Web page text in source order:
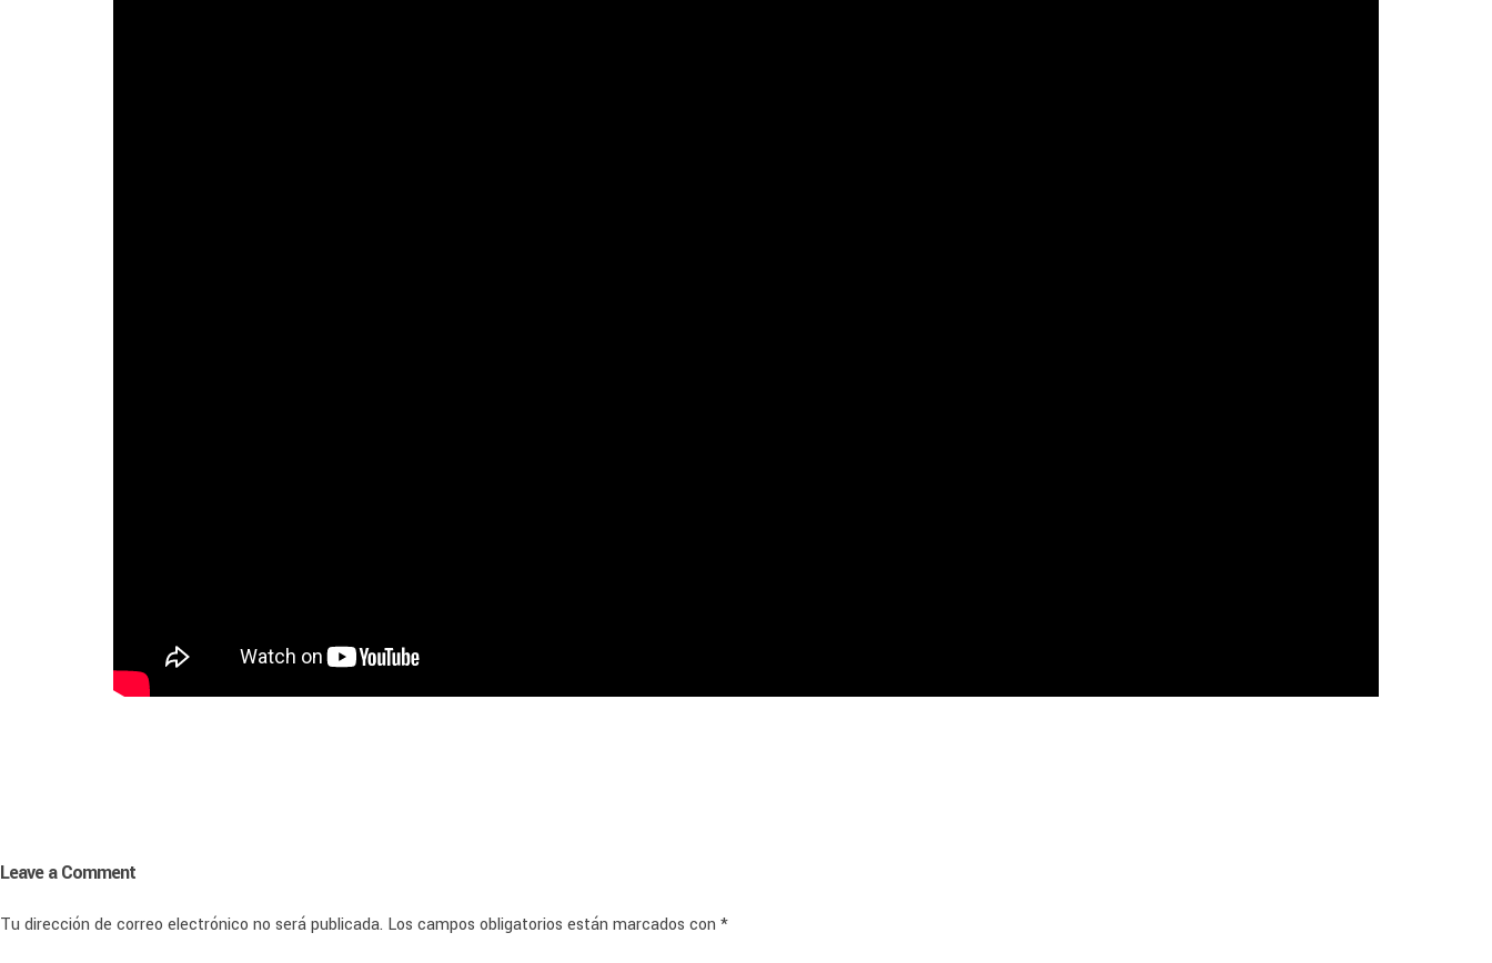
Leave a Comment
Tu dirección de correo electrónico no será publicada. Los campos obligatorios están marcados con *